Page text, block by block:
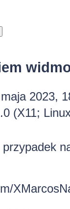
2023,
(X11;
przypadek